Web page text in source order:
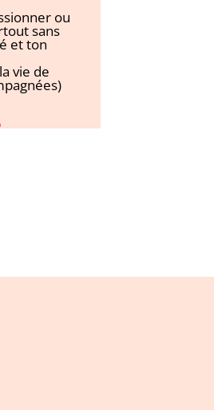
ou
sans
et ton
vie de